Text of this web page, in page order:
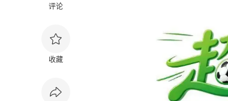
评论
收藏